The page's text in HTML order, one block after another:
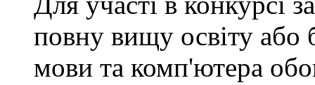
повну вищу освіту або
мови та комп'ютера